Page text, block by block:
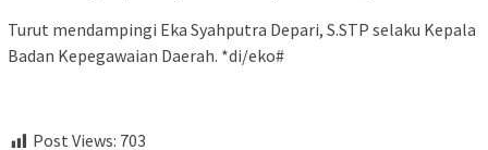
Turut mendampingi Eka Syahputra Depari, S.STP selaku Kepala
Badan Kepegawaian Daerah. *di/eko#
Post Views: 703